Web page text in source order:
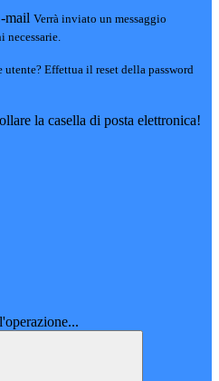
mail Verrà inviato un messaggio
Effettua il reset della password
la casella di posta elettronica!